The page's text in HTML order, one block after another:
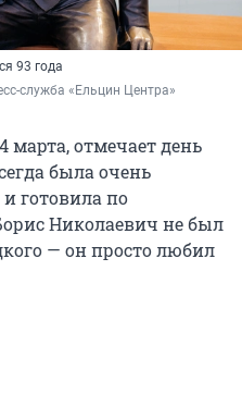
93 года
служба «Ельцин Центра»
марта, отмечает день
была очень
готовила по
Николаевич не был
— он просто любил